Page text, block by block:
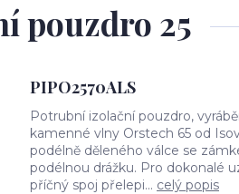
pouzdro 25
PIPO2570ALS
Potrubní izolační pouzdro,
kamenné vlny Orstech 65 od
podélně děleného válce se
podélnou drážku. Pro dokonalé
příčný spoj přelepi... celý popis